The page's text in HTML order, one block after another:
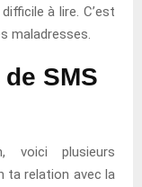
à lire. C’est
maladresses.
SMS
voici plusieurs
ta relation avec la